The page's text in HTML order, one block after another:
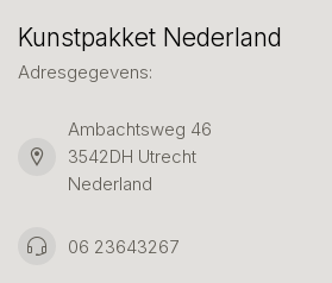
Kunstpakket Nederland
Adresgegevens:
Ambachtsweg 46
3542DH Utrecht
Nederland
06 23643267